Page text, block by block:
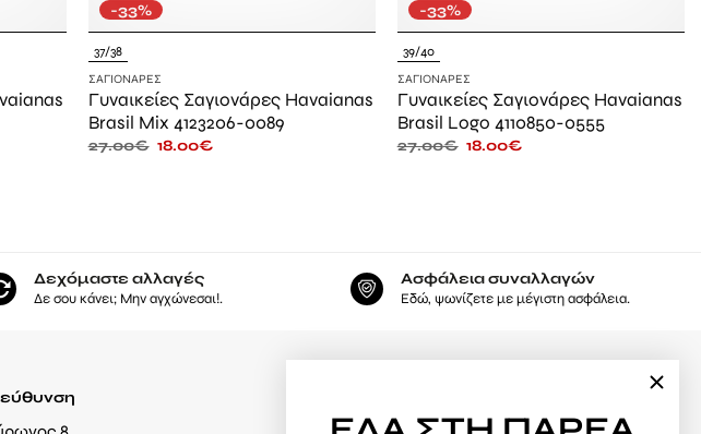
-33%
37/38
ΣΑΓΙΟΝΆΡΕΣ
Γυναικείες Σαγιονάρες Havaianas
Brasil Mix 4123206-0089
27.00€ 18.00€
-33%
39/40
ΣΑΓΙΟΝΆΡΕΣ
Γυναικείες Σαγιονάρες Havaianas
Brasil Logo 4110850-0555
27.00€ 18.00€
Δεχόμαστε αλλαγές
Δε σου κάνει; Μην αγχώνεσαι!.
Ασφάλεια συναλλαγών
Εδώ, ψωνίζετε με μέγιστη ασφάλεια.